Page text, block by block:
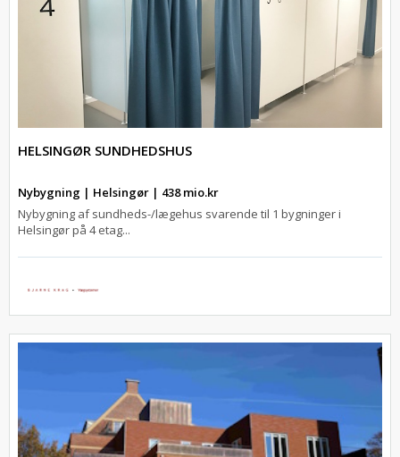
HELSINGØR SUNDHEDSHUS
Nybygning | Helsingør | 438 mio.kr
Nybygning af sundheds-/lægehus svarende til 1 bygninger i
Helsingør på 4 etag...